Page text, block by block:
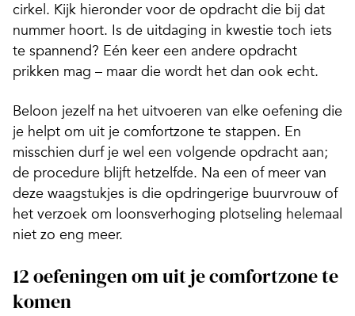
cirkel. Kijk hieronder voor de opdracht die bij dat
nummer hoort. Is de uitdaging in kwestie toch iets
te spannend? Eén keer een andere opdracht
prikken mag – maar die wordt het dan ook echt.
Beloon jezelf na het uitvoeren van elke oefening die
je helpt om uit je comfortzone te stappen. En
misschien durf je wel een volgende ­opdracht aan;
de procedure blijft hetzelfde. Na een of meer van
deze waagstukjes is die opdringerige buurvrouw of
het verzoek om loonsverhoging ­plotseling helemaal
niet zo eng meer.
12 oefeningen om uit je comfortzone te
komen